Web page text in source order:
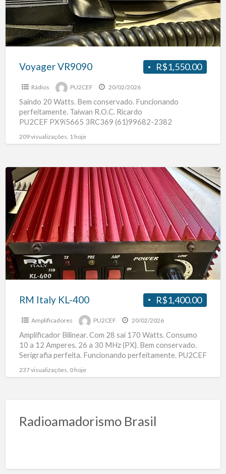
R$1,550.00
Voyager VR9090
Rádios PU2CEF 20/02/2026
Saindo 20 Watts. Bem conservado. Funcionando
perfeitamente. Taiwan R.O.C. Ricardo
PU2CEF PX9i5665 3RC369 (61)99682-2382
209 visualizações, 1 hoje
RM
Italy
KL-
400
R$1,400.00
RM Italy KL-400
Amplificadores PU2CEF 20/02/2026
Amplificador Bilinear. Com 28 sai 170 Watts. Consumo
10 a 12 Amperes. 26 a 30 MHz (PX). Bem conservado.
Serigrafia perfeita. Funcionando perfeitamente. PU2CEF
237 visualizações, 0 hoje
Radioamadorismo Brasil